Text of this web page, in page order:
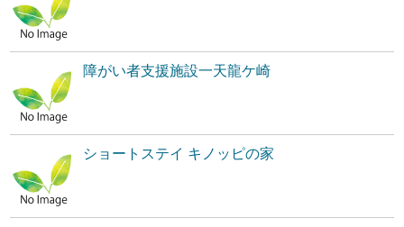
障がい者支援施設一天龍ケ崎
ショートステイ キノッピの家